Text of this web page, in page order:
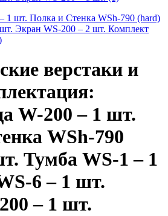
1 шт. Полка и Стенка WSh-790 (hard)
Экран WS-200 – 2 шт. Комплект
верстаки и
W-200 – 1 шт.
WSh-790
Тумба WS-1 – 1
6 – 1 шт.
– 1 шт.